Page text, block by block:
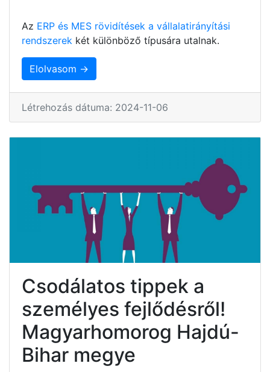
Az ERP és MES rövidítések a vállalatirányítási
rendszerek két különböző típusára utalnak.
Elolvasom →
Létrehozás dátuma: 2024-11-06
Csodálatos tippek a
személyes fejlődésről!
Magyarhomorog Hajdú-
Bihar megye